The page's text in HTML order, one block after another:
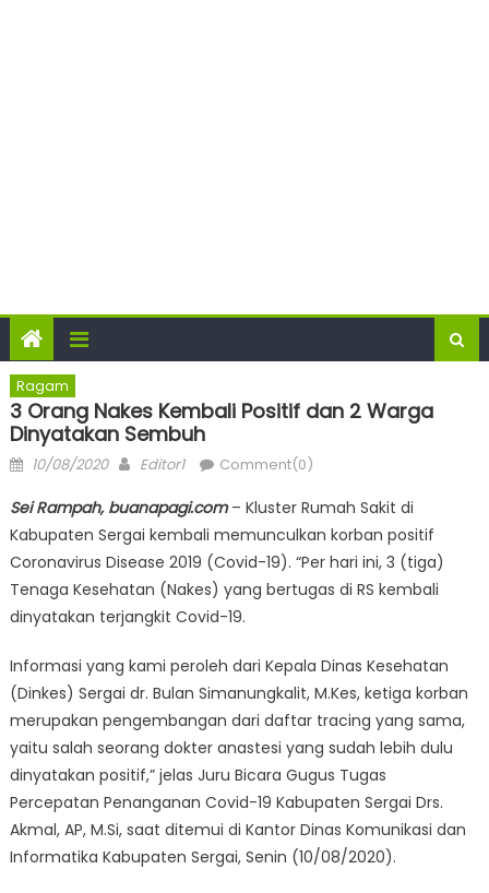
Ragam
3 Orang Nakes Kembali Positif dan 2 Warga
Dinyatakan Sembuh
Posted
10/08/2020 Author
Editor1 Comment(0)
Sei Rampah, buanapagi.com– Kluster Rumah Sakit di
Kabupaten Sergai kembali memunculkan korban positif
Coronavirus Disease 2019 (Covid-19). “Per hari ini, 3 (tiga)
Tenaga Kesehatan (Nakes) yang bertugas di RS kembali
dinyatakan terjangkit Covid-19.
Informasi yang kami peroleh dari Kepala Dinas Kesehatan
(Dinkes) Sergai dr. Bulan Simanungkalit, M.Kes, ketiga korban
merupakan pengembangan dari daftar tracing yang sama,
yaitu salah seorang dokter anastesi yang sudah lebih dulu
dinyatakan positif,” jelas Juru Bicara Gugus Tugas
Percepatan Penanganan Covid-19 Kabupaten Sergai Drs.
Akmal, AP, M.Si, saat ditemui di Kantor Dinas Komunikasi dan
Informatika Kabupaten Sergai, Senin (10/08/2020).